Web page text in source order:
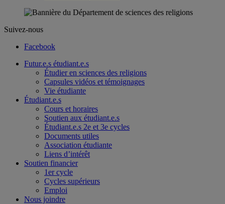
Suivez-nous
Facebook
Futur.e.s étudiant.e.s
Étudier en sciences des religions
Capsules vidéos et témoignages
Vie étudiante
Étudiant.e.s
Cours et horaires
Soutien aux étudiant.e.s
Étudiant.e.s 2e et 3e cycles
Documents utiles
Association étudiante
Liens d’intérêt
Soutien financier
1er cycle
Cycles supérieurs
Emploi
Nous joindre